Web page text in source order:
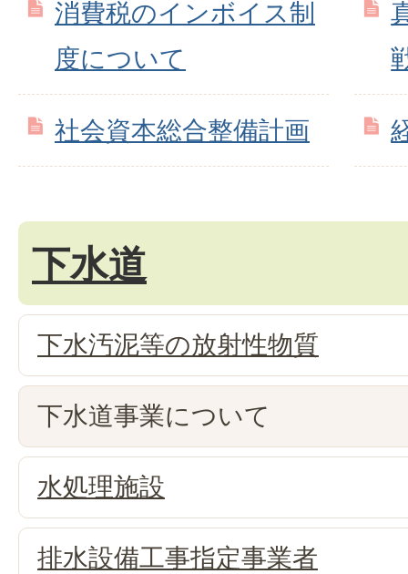
消費税のインボイス制
度について
社会資本総合整備計画
下水道
下水汚泥等の放射性物質
下水道事業について
水処理施設
排水設備工事指定事業者